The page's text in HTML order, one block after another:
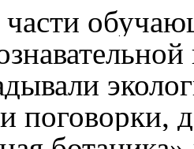
поговорки,